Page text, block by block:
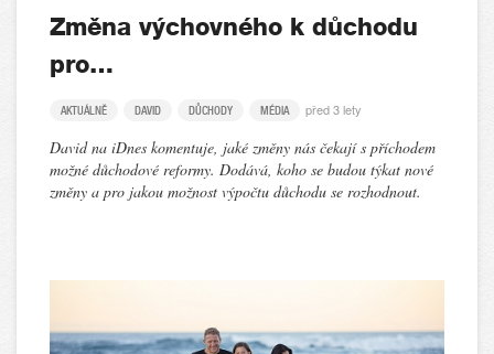
Změna výchovného k důchodu
pro…
AKTUÁLNĚ DAVID DŮCHODY MÉDIA před 3 lety
David na iDnes komentuje, jaké změny nás čekají s příchodem
možné důchodové reformy. Dodává, koho se budou týkat nové
změny a pro jakou možnost výpočtu důchodu se rozhodnout.